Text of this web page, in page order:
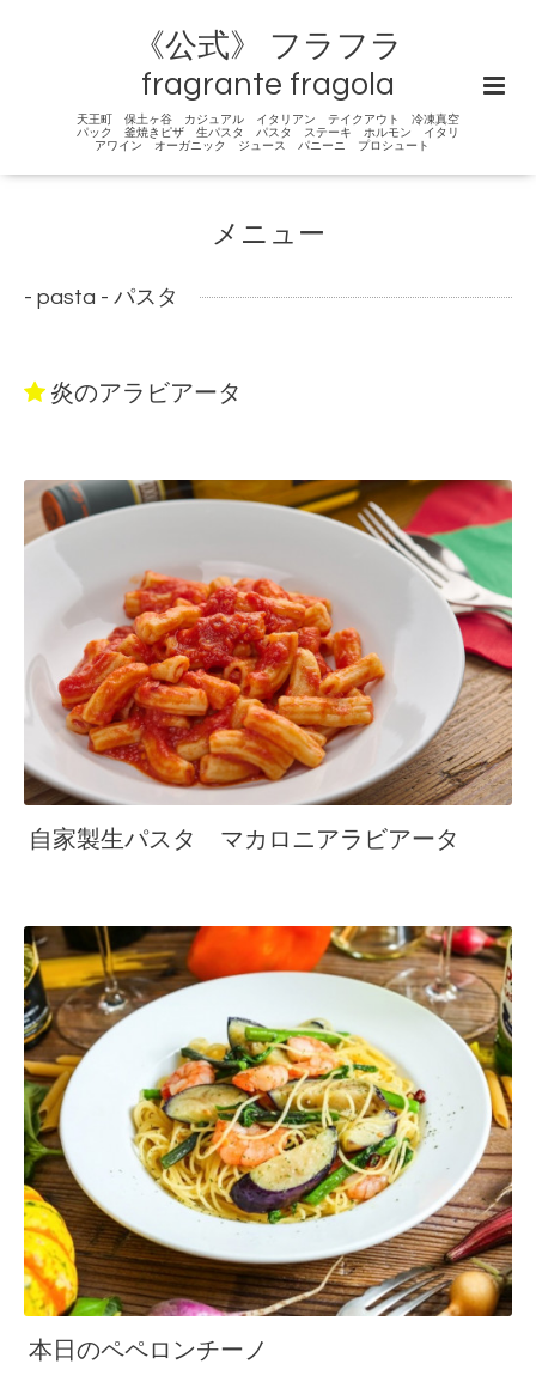
《公式》 フラフラ
fragrante fragola
天王町 保土ヶ谷 カジュアル イタリアン テイクアウト 冷凍真空
パック 釜焼きピザ 生パスタ パスタ ステーキ ホルモン イタリ
アワイン オーガニック ジュース パニーニ プロシュート
メニュー
- pasta - パスタ
炎のアラビアータ
自家製生パスタ マカロニアラビアータ
本日のペペロンチーノ